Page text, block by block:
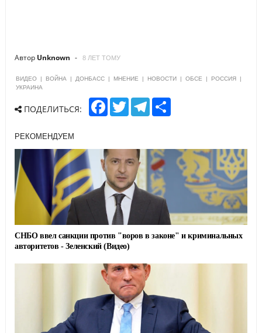
Автор Unknown 8 ЛЕТ ТОМУ
ВИДЕО | ВОЙНА | ДОНБАСС | МНЕНИЕ | НОВОСТИ | ОБСЕ | РОССИЯ
|
УКРАИНА
ПОДЕЛИТЬСЯ:
F
o
o
k
T
w
e
r
T
r
a
m
S
РЕКОМЕНДУЕМ
СНБО ввел санкции против "воров в законе" и криминальных
авторитетов - Зеленский (Видео)